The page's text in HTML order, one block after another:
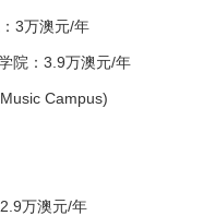
3万澳元/年
院：3.9万澳元/年
Campus)
万澳元/年